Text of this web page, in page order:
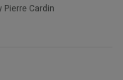
Pierre Cardin